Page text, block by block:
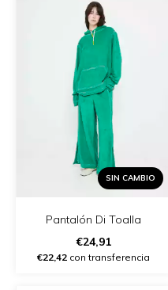
SIN CAMBIO
Pantalón Di Toalla
€24,91
€22,42 con transferencia